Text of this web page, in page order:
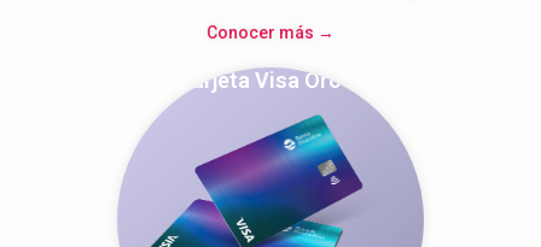
Conocer más →
Tarjeta Visa Oro